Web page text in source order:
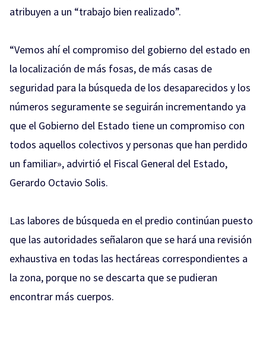
atribuyen a un “trabajo bien realizado”.
“Vemos ahí el compromiso del gobierno del estado en
la localización de más fosas, de más casas de
seguridad para la búsqueda de los desaparecidos y los
números seguramente se seguirán incrementando ya
que el Gobierno del Estado tiene un compromiso con
todos aquellos colectivos y personas que han perdido
un familiar», advirtió el Fiscal General del Estado,
Gerardo Octavio Solis.
Las labores de búsqueda en el predio continúan puesto
que las autoridades señalaron que se hará una revisión
exhaustiva en todas las hectáreas correspondientes a
la zona, porque no se descarta que se pudieran
encontrar más cuerpos.